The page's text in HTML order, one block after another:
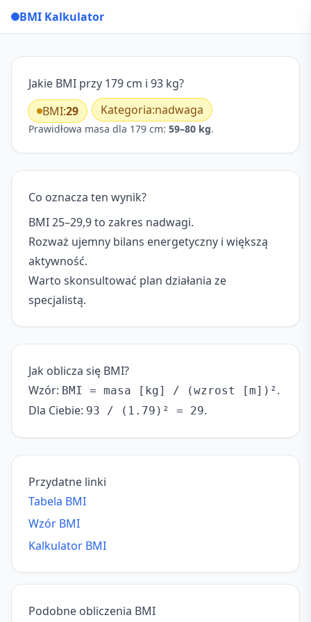
BMI Kalkulator
Jakie BMI przy 179 cm i 93 kg?
BMI:29 Kategoria:nadwaga
Prawidłowa masa dla 179 cm: 59–80 kg.
Co oznacza ten wynik?
BMI 25–29,9 to zakres nadwagi.
Rozważ ujemny bilans energetyczny i większą
aktywność.
Warto skonsultować plan działania ze
specjalistą.
Jak oblicza się BMI?
Wzór: BMI = masa [kg] / (wzrost [m])² .
Dla Ciebie: 93 / (1.79)² = 29.
Przydatne linki
Tabela BMI
Wzór BMI
Kalkulator BMI
Podobne obliczenia BMI